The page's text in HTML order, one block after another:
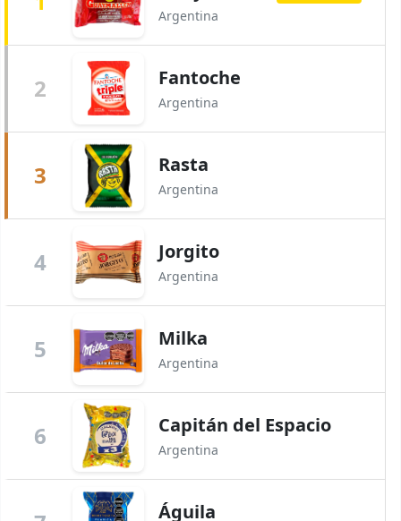
Argentina
2 Fantoche
Argentina
3 Rasta
Argentina
4 Jorgito
Argentina
5 Milka
Argentina
6 Capitán del Espacio
Argentina
Águila